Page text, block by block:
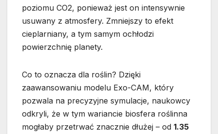
poziomu CO2, ponieważ jest on intensywnie
usuwany z atmosfery. Zmniejszy to efekt
cieplarniany, a tym samym ochłodzi
powierzchnię planety.
Co to oznacza dla roślin? Dzięki
zaawansowaniu modelu Exo-CAM, który
pozwala na precyzyjne symulacje, naukowcy
odkryli, że w tym wariancie biosfera roślinna
mogłaby przetrwać znacznie dłużej – od 1.35